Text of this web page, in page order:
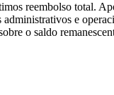
reembolso total.
e
o saldo